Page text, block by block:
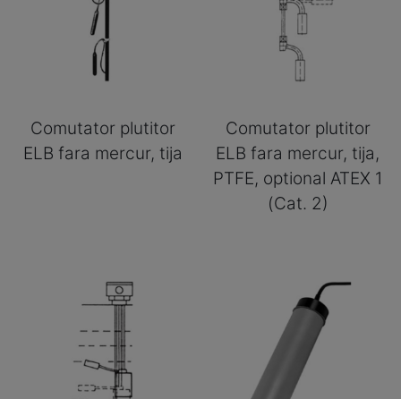
Comutator plutitor
ELB fara mercur, tija
Comutator plutitor
ELB fara mercur, tija,
PTFE, optional ATEX 1
(Cat. 2)